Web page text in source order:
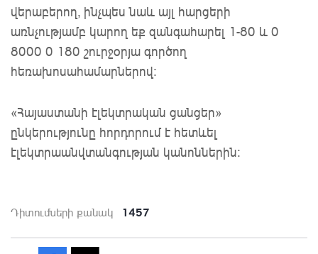
վերաբերող, ինչպես նաև այլ հարցերի
առնչությամբ կարող եք զանգահարել 1-80 և 0
8000 0 180 շուրջօրյա գործող
հեռախոսահամարներով:
«Հայաստանի էլեկտրական ցանցեր»
ընկերությունը հորդորում է հետևել
էլեկտրաանվտանգության կանոններին:
Դիտումների քանակ 1457